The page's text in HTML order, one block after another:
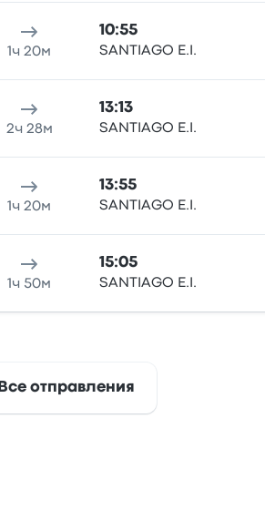
1ч 20м
10:55
SANTIAGO E.I.
2ч 28м
13:13
SANTIAGO E.I.
1ч 20м
13:55
SANTIAGO E.I.
1ч 50м
15:05
SANTIAGO E.I.
Все отправления